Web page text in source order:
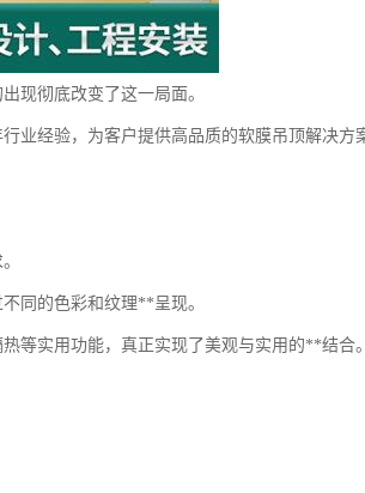
现彻底改变了这一局面。
业经验，为客户提供高品质的软膜吊顶解决方
同的色彩和纹理**呈现。
等实用功能，真正实现了美观与实用的**结合。